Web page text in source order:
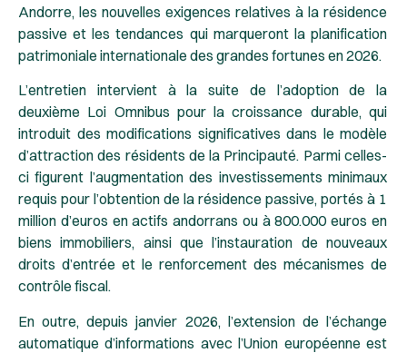
Andorre, les nouvelles exigences relatives à la résidence
passive et les tendances qui marqueront la planification
patrimoniale internationale des grandes fortunes en 2026.
L’entretien intervient à la suite de l’adoption de la
deuxième Loi Omnibus pour la croissance durable, qui
introduit des modifications significatives dans le modèle
d’attraction des résidents de la Principauté. Parmi celles-
ci figurent l’augmentation des investissements minimaux
requis pour l’obtention de la résidence passive, portés à 1
million d’euros en actifs andorrans ou à 800.000 euros en
biens immobiliers, ainsi que l’instauration de nouveaux
droits d’entrée et le renforcement des mécanismes de
contrôle fiscal.
En outre, depuis janvier 2026, l’extension de l’échange
automatique d’informations avec l’Union européenne est